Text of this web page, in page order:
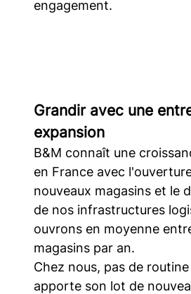
engagement.
Grandir avec une
expansion
B&M connaît une
en France avec
nouveaux magasins et le
de nos infrastructures
ouvrons en moyenne
magasins par an.
Chez nous, pas de
apporte son lot de